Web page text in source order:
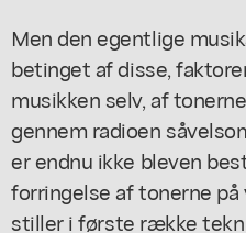
Men den egentlige
betinget af disse,
musikken selv, af
gennem radioen
er endnu ikke bleven
forringelse af tonerne
stiller i første række